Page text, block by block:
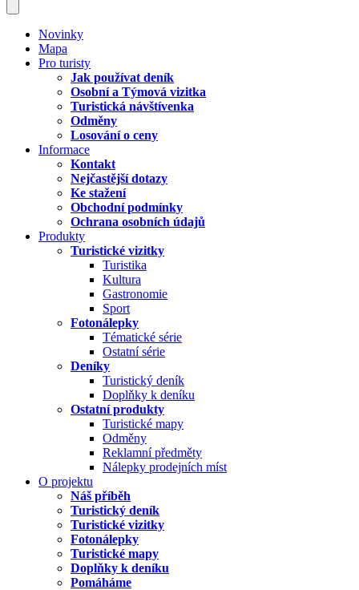
Novinky
Mapa
Pro turisty
Jak používat deník
Osobní a Týmová vizitka
Turistická návštívenka
Odměny
Losování o ceny
Informace
Kontakt
Nejčastější dotazy
Ke stažení
Obchodní podmínky
Ochrana osobních údajů
Produkty
Turistické vizitky
Turistika
Kultura
Gastronomie
Sport
Fotonálepky
Tématické série
Ostatní série
Deníky
Turistický deník
Doplňky k deníku
Ostatní produkty
Turistické mapy
Odměny
Reklamní předměty
Nálepky prodejních míst
O projektu
Náš příběh
Turistický deník
Turistické vizitky
Fotonálepky
Turistické mapy
Doplňky k deníku
Pomáháme